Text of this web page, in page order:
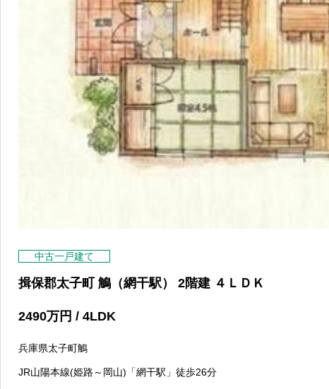
中古一戸建て
揖保郡太子町 鵤（網干駅） 2階建 ４ＬＤＫ
2490万円 / 4LDK
兵庫県太子町鵤
JR山陽本線(姫路～岡山)「網干駅」徒歩26分